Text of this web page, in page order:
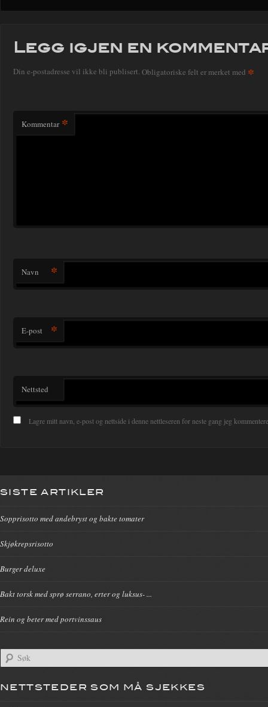
Legg igjen en
Din e-postadresse vil ikke bli publisert. Obligatoriske felt er merket med *
Kommentar *
Navn *
E-post *
Nettsted
Lagre mitt navn, e-post og nettside i denne nettleseren for neste gang jeg
SISTE ARTIKLER
Sopprisotto med andebryst og bakte tomater
Skjøkrepsrisotto
Burger deluxe
Bakt torsk med sprø serrano, erter og luksus- ...
Rein og beter med portvinssaus
NETTSTEDER SOM MÅ SJEKKES